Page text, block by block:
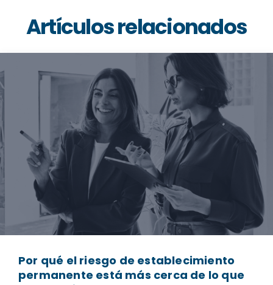
Artículos relacionados
Por qué el riesgo de establecimiento
permanente está más cerca de lo que